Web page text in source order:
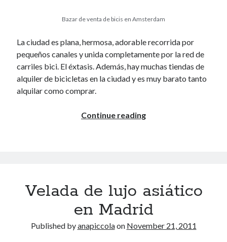
May 2015
December 2014
June 2014
March 2014
February 2014
June 2013
March 2013
Bazar de venta de bicis en Amsterdam
La ciudad es plana, hermosa, adorable recorrida por
pequeños canales y unida completamente por la red de
carriles bici. El éxtasis. Además, hay muchas tiendas de
alquiler de bicicletas en la ciudad y es muy barato tanto
alquilar como comprar.
Continue readingLas
Velada de lujo asiático
en Madrid
Published byanapiccolaon November 21, 2011